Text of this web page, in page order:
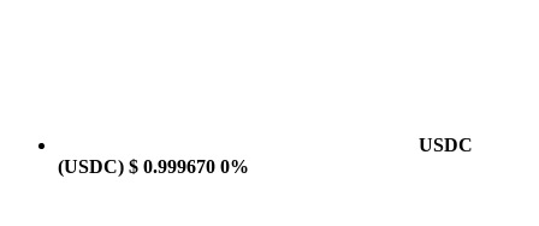
USDC
(USDC) $ 0.999670 0%